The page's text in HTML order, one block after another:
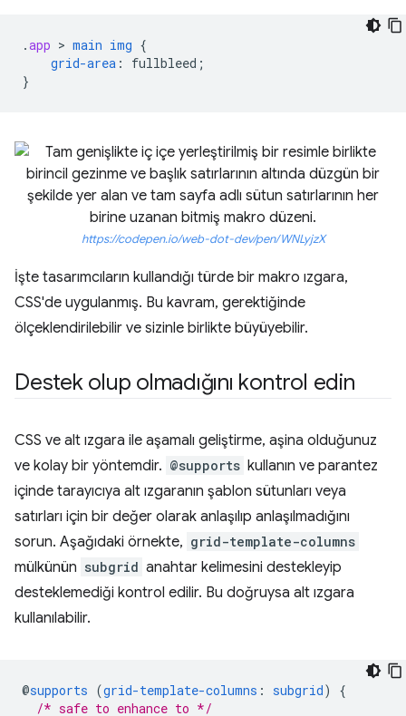
.app > main img {
grid-area : fullbleed ;
}
https://codepen.io/web-dot-dev/pen/WNLyjzX
İşte tasarımcıların kullandığı türde bir makro ızgara,
CSS'de uygulanmış. Bu kavram, gerektiğinde
ölçeklendirilebilir ve sizinle birlikte büyüyebilir.
Destek olup olmadığını kontrol edin
CSS ve alt ızgara ile aşamalı geliştirme, aşina olduğunuz
ve kolay bir yöntemdir. @supports kullanın ve parantez
içinde tarayıcıya alt ızgaranın şablon sütunları veya
satırları için bir değer olarak anlaşılıp anlaşılmadığını
sorun. Aşağıdaki örnekte, grid-template-columns
mülkünün subgrid anahtar kelimesini destekleyip
desteklemediği kontrol edilir. Bu doğruysa alt ızgara
kullanılabilir.
@supports (grid-template-columns : subgrid)
{
/* safe to enhance to */